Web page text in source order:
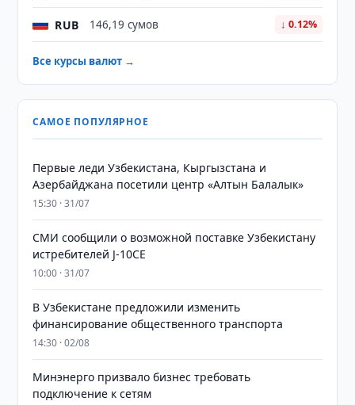
RUB 146,19 сумов ↓ 0.12%
Все курсы валют →
САМОЕ ПОПУЛЯРНОЕ
Первые леди Узбекистана, Кыргызстана и
Азербайджана посетили центр «Алтын Балалык»
15:30 · 31/07
СМИ сообщили о возможной поставке Узбекистану
истребителей J-10CE
10:00 · 31/07
В Узбекистане предложили изменить
финансирование общественного транспорта
14:30 · 02/08
Минэнерго призвало бизнес требовать
подключение к сетям